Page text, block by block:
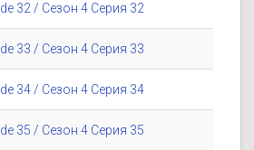
32 / Сезон 4 Серия 32
33 / Сезон 4 Серия 33
34 / Сезон 4 Серия 34
35 / Сезон 4 Серия 35